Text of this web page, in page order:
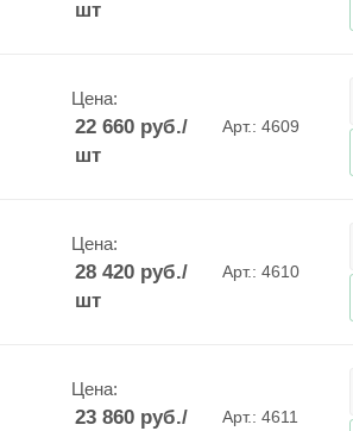
шт
Цена:
22 660руб./
шт
Арт.: 4609
Цена:
28 420руб./
шт
Арт.: 4610
Цена:
23 860руб./
Арт.: 4611